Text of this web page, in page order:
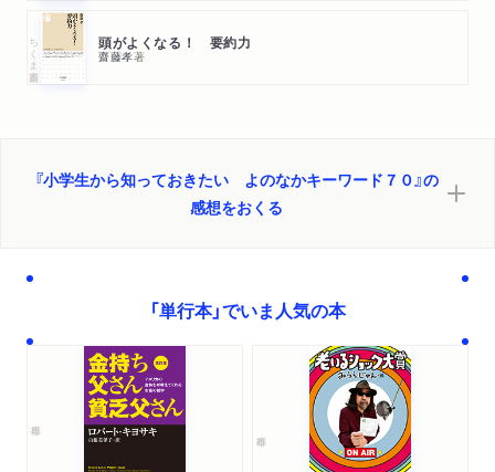
1日め 戦略／戦術
2日め 短期／中期／長期
3日め マルチタスク
7日め コスパ／タイパ
名言コラム9 兼好法師「つれづれなるままに、日くらし、硯に
1日め サステナブル（持続可能）
2日め コンプライアンス
3日め ハラスメント
4日め リテラシー
5日め グレーゾーン／ホワイト／ブラック
ちくま新書 頭がよくなる！ 要約力
齋藤孝著
『小学生から知っておきたい よのなかキーワード７０』の
感想をおくる
「単行本」でいま人気の本